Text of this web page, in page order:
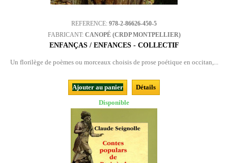
REFERENCE: 978-2-86626-450-5
FABRICANT: CANOPÉ (CRDP MONTPELLIER)
ENFANÇAS / ENFANCES - COLLECTIF
Un florilège de poèmes ou morceaux choisis de prose poétique en occitan,...
Ajouter au panier
Détails
Disponible